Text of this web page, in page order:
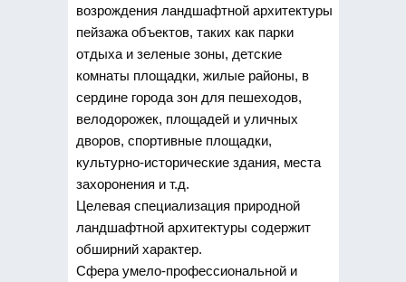
возрождения ландшафтной архитектуры
пейзажа объектов, таких как парки
отдыха и зеленые зоны, детские
комнаты площадки, жилые районы, в
сердине города зон для пешеходов,
велодорожек, площадей и уличных
дворов, спортивные площадки,
культурно-исторические здания, места
захоронения и т.д.
Целевая специализация природной
ландшафтной архитектуры содержит
обширний характер.
Сфера умело-профессиональной и